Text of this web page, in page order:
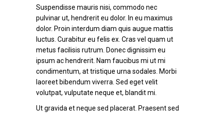
Suspendisse mauris nisi, commodo nec
pulvinar ut, hendrerit eu dolor. In eu maximus
dolor. Proin interdum diam quis augue mattis
luctus. Curabitur eu felis ex. Cras vel quam ut
metus facilisis rutrum. Donec dignissim eu
ipsum ac hendrerit. Nam faucibus mi ut mi
condimentum, at tristique urna sodales. Morbi
laoreet bibendum viverra. Sed eget velit
volutpat, vulputate neque et, blandit mi.
Ut gravida et neque sed placerat. Praesent sed